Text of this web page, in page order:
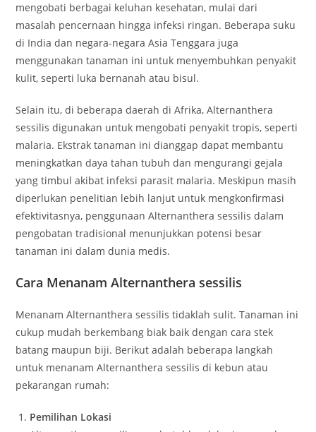
mengobati berbagai keluhan kesehatan, mulai dari
masalah pencernaan hingga infeksi ringan. Beberapa suku
di India dan negara-negara Asia Tenggara juga
menggunakan tanaman ini untuk menyembuhkan penyakit
kulit, seperti luka bernanah atau bisul.
Selain itu, di beberapa daerah di Afrika, Alternanthera
sessilis digunakan untuk mengobati penyakit tropis, seperti
malaria. Ekstrak tanaman ini dianggap dapat membantu
meningkatkan daya tahan tubuh dan mengurangi gejala
yang timbul akibat infeksi parasit malaria. Meskipun masih
diperlukan penelitian lebih lanjut untuk mengkonfirmasi
efektivitasnya, penggunaan Alternanthera sessilis dalam
pengobatan tradisional menunjukkan potensi besar
tanaman ini dalam dunia medis.
Cara Menanam Alternanthera sessilis
Menanam Alternanthera sessilis tidaklah sulit. Tanaman ini
cukup mudah berkembang biak baik dengan cara stek
batang maupun biji. Berikut adalah beberapa langkah
untuk menanam Alternanthera sessilis di kebun atau
pekarangan rumah:
Pemilihan Lokasi